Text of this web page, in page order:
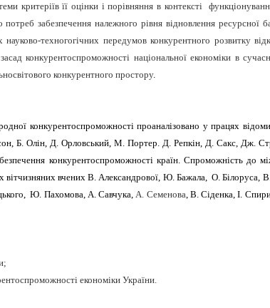
критеріїв її оцінки і порівняння в контексті
забезпечення належного рівня відновлення ресурсної
науково-техногогічних передумов конкурентного розвитку
конкурентоспроможності національної економіки в
конкурентного простору.
конкурентоспроможності проаналізовано у працях
Б. Олін, Д. Орловський, М. Портер. Д. Репкін, Д. Сакс, Дж.
конкурентоспроможності країн. Спроможність до
вітчизняних вчених В. Александрової, Ю. Бажала, О. Білоруса,
Ю. Пахомова, А. Савчука,А. Семенова, В. Сіденка, І.
економіки України.